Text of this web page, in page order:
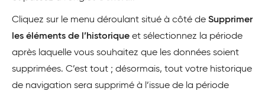
Cliquez sur le menu déroulant situé à côté de Supprimer
les éléments de l’historique et sélectionnez la période
après laquelle vous souhaitez que les données soient
supprimées. C’est tout ; désormais, tout votre historique
de navigation sera supprimé à l’issue de la période